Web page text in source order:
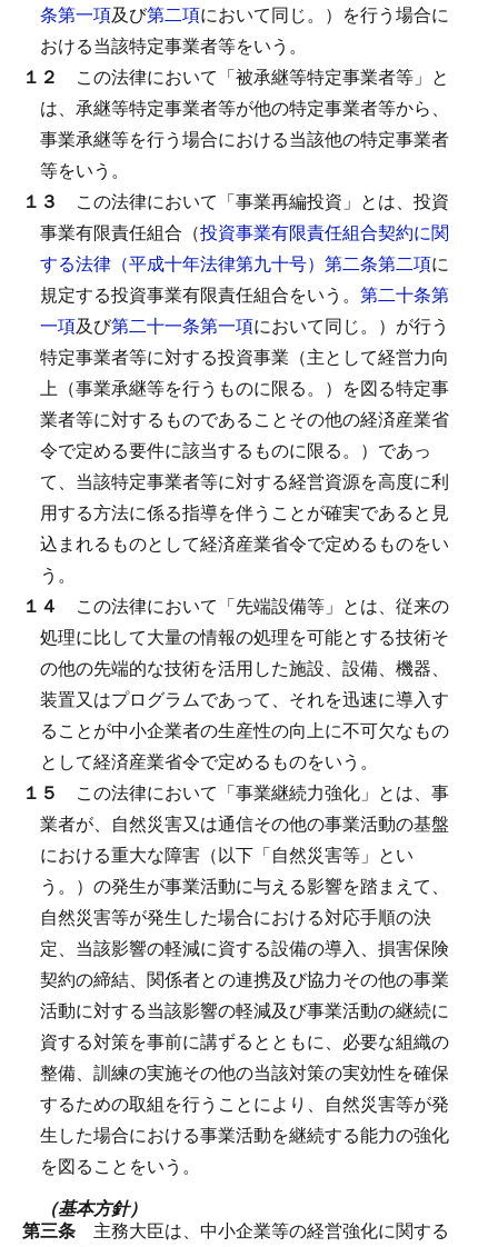
条第一項及び第二項において同じ。）を行う場合に
おける当該特定事業者等をいう。
１２ この法律において「被承継等特定事業者等」と
は、承継等特定事業者等が他の特定事業者等から、
事業承継等を行う場合における当該他の特定事業者
等をいう。
１３ この法律において「事業再編投資」とは、投資
事業有限責任組合（投資事業有限責任組合契約に関
する法律（平成十年法律第九十号）第二条第二項に
規定する投資事業有限責任組合をいう。 第二十条第
一項及び第二十一条第一項において同じ。）が行う
特定事業者等に対する投資事業（主として経営力向
上（事業承継等を行うものに限る。）を図る特定事
業者等に対するものであることその他の経済産業省
令で定める要件に該当するものに限る。）であっ
て、当該特定事業者等に対する経営資源を高度に利
用する方法に係る指導を伴うことが確実であると見
込まれるものとして経済産業省令で定めるものをい
う。
１４ この法律において「先端設備等」とは、従来の
処理に比して大量の情報の処理を可能とする技術そ
の他の先端的な技術を活用した施設、設備、機器、
装置又はプログラムであって、それを迅速に導入す
ることが中小企業者の生産性の向上に不可欠なもの
として経済産業省令で定めるものをいう。
１５ この法律において「事業継続力強化」とは、事
業者が、自然災害又は通信その他の事業活動の基盤
における重大な障害（以下「自然災害等」とい
う。）の発生が事業活動に与える影響を踏まえて、
自然災害等が発生した場合における対応手順の決
定、当該影響の軽減に資する設備の導入、損害保険
契約の締結、関係者との連携及び協力その他の事業
活動に対する当該影響の軽減及び事業活動の継続に
資する対策を事前に講ずるとともに、必要な組織の
整備、訓練の実施その他の当該対策の実効性を確保
するための取組を行うことにより、自然災害等が発
生した場合における事業活動を継続する能力の強化
を図ることをいう。
（基本方針）
第三条 主務大臣は、中小企業等の経営強化に関する